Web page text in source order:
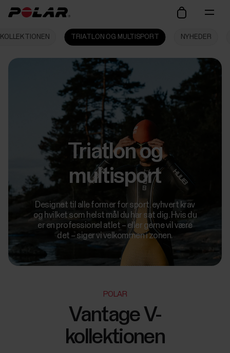
TRIATLON OG MULTISPORT NYHEDER
Triatlon og
multisport
Designet til alle former for sport, eyhvert krav
og hvilket som helst mål du har sat dig. Hvis du
er en professionel atlet – eller gerne vil være
det – siger vi velkommen i zonen.
POLAR
Vantage V-
kollektionen